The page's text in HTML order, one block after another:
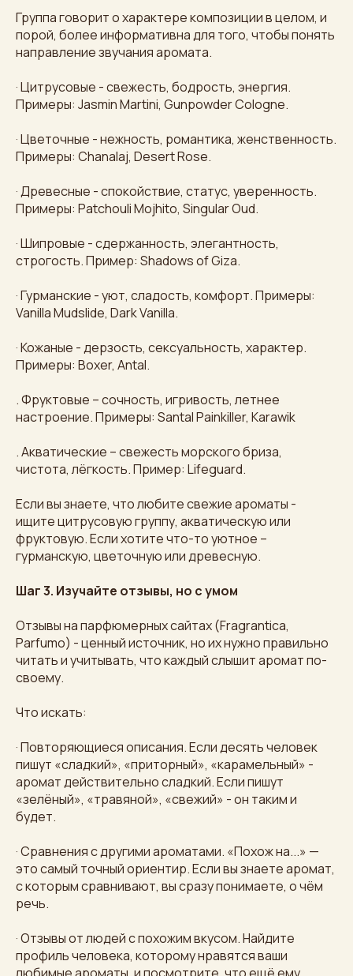
Группа говорит о характере композиции в целом, и
порой, более информативна для того, чтобы понять
направление звучания аромата.
· Цитрусовые - свежесть, бодрость, энергия.
Примеры: Jasmin Martini, Gunpowder Cologne.
· Цветочные - нежность, романтика, женственность.
Примеры: Chanalaj, Desert Rose.
· Древесные - спокойствие, статус, уверенность.
Примеры: Patchouli Mojhito, Singular Oud.
· Шипровые - сдержанность, элегантность,
строгость. Пример: Shadows of Giza.
· Гурманские - уют, сладость, комфорт. Примеры:
Vanilla Mudslide, Dark Vanilla.
· Кожаные - дерзость, сексуальность, характер.
Примеры: Boxer, Antal.
. Фруктовые – сочность, игривость, летнее
настроение. Примеры: Santal Painkiller, Karawik
. Акватические – свежесть морского бриза,
чистота, лёгкость. Пример: Lifeguard.
Если вы знаете, что любите свежие ароматы -
ищите цитрусовую группу, акватическую или
фруктовую. Если хотите что-то уютное –
гурманскую, цветочную или древесную.
Шаг 3. Изучайте отзывы, но с умом
Отзывы на парфюмерных сайтах (Fragrantica,
Parfumo) - ценный источник, но их нужно правильно
читать и учитывать, что каждый слышит аромат по-
своему.
Что искать:
· Повторяющиеся описания. Если десять человек
пишут «сладкий», «приторный», «карамельный» -
аромат действительно сладкий. Если пишут
«зелёный», «травяной», «свежий» - он таким и
будет.
· Сравнения с другими ароматами. «Похож на...» —
это самый точный ориентир. Если вы знаете аромат,
с которым сравнивают, вы сразу понимаете, о чём
речь.
· Отзывы от людей с похожим вкусом. Найдите
профиль человека, которому нравятся ваши